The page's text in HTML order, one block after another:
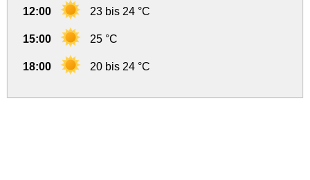
12:00 23 bis 24 °C
15:00 25 °C
18:00 20 bis 24 °C